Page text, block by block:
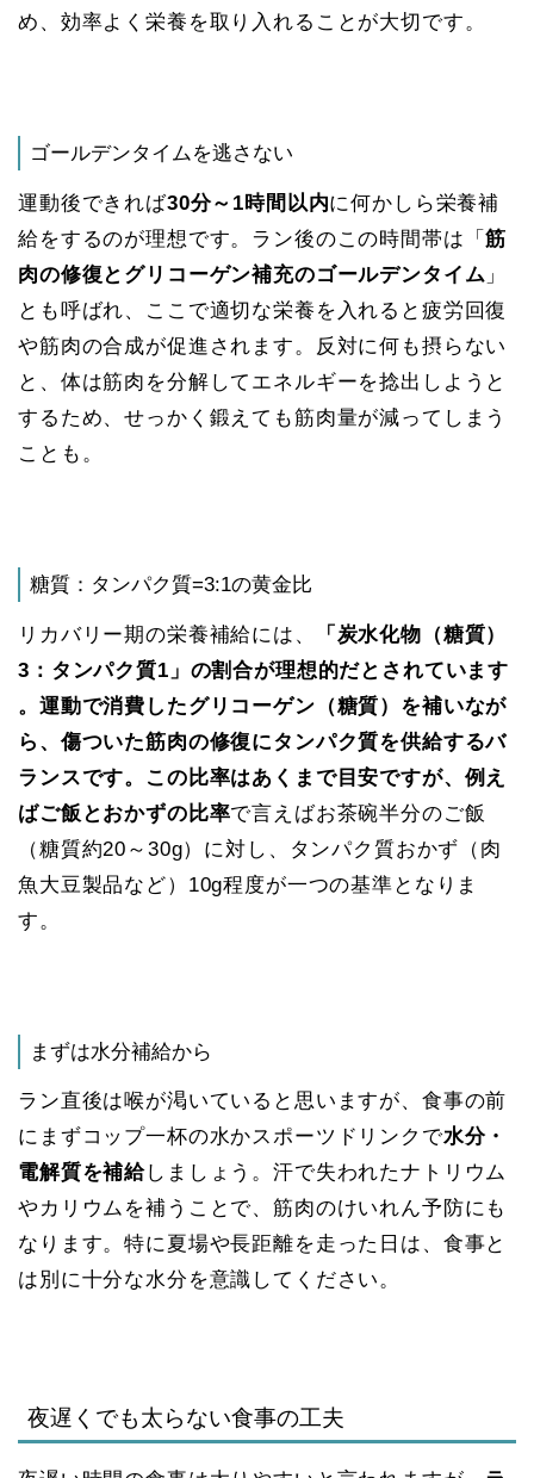
め、効率よく栄養を取り入れることが大切です。
ゴールデンタイムを逃さない
運動後できれば30分～1時間以内に何かしら栄養補
給をするのが理想です。ラン後のこの時間帯は「筋
肉の修復とグリコーゲン補充のゴールデンタイム 」
とも呼ばれ、ここで適切な栄養を入れると疲労回復
や筋肉の合成が促進されます​。反対に何も摂らない
と、体は筋肉を分解してエネルギーを捻出しようと
するため、せっかく鍛えても筋肉量が減ってしまう
ことも。
糖質：タンパク質=3:1の黄金比
リカバリー期の栄養補給には、
「炭水化物（糖質）
3：タンパク質1」の割合が理想的だとされています​
。運動で消費したグリコーゲン（糖質）を補いなが
ら、傷ついた筋肉の修復にタンパク質を供給するバ
ランスです。この比率はあくまで目安ですが、例え
ばご飯とおかずの比率で言えばお茶碗半分のご飯
（糖質約20～30g）に対し、タンパク質おかず（肉
魚大豆製品など）10g程度が一つの基準となりま
す。
まずは水分補給から
ラン直後は喉が渇いていると思いますが、食事の前
にまずコップ一杯の水かスポーツドリンクで水分・
電解質を補給しましょう。汗で失われたナトリウム
やカリウムを補うことで、筋肉のけいれん予防にも
なります。特に夏場や長距離を走った日は、食事と
は別に十分な水分を意識してください。
夜遅くでも太らない食事の工夫